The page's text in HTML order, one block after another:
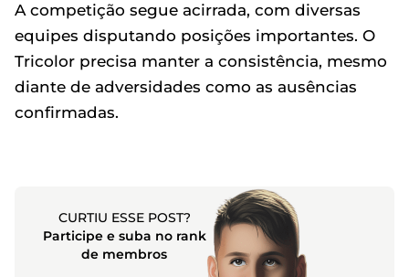
A competição segue acirrada, com diversas
equipes disputando posições importantes. O
Tricolor precisa manter a consistência, mesmo
diante de adversidades como as ausências
confirmadas.
CURTIU ESSE POST?
Participe e suba no rank
de membros